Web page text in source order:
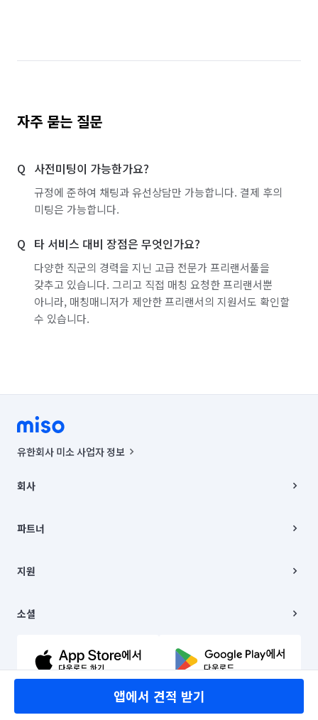
자주 묻는 질문
사전미팅이 가능한가요?
규정에 준하여 채팅과 유선상담만 가능합니다. 결제 후의
미팅은 가능합니다.
타 서비스 대비 장점은 무엇인가요?
다양한 직군의 경력을 지닌 고급 전문가 프리랜서풀을
갖추고 있습니다. 그리고 직접 매칭 요청한 프리랜서뿐
아니라, 매칭매니저가 제안한 프리랜서의 지원서도 확인할
수 있습니다.
앱에서 견적 받기
유한회사 미소 사업자 정보
00019 |
주소 | 본사: 서울특별시 종로구 율곡로 6(중학동, 트윈트리빌딩) B동 5층
컨택센터 : 서울특별시 종로구 수송동 율곡로 24, 7층, 8층 미소
상품, 상품정보, 거래에 관한 의무와 책임은 거래당사자에게 있습니다.
언론 보도 관련 문의:
© 유한회사 미소. Miso, Inc. All Rights Reserved.
회사
채용
파트너
이사
지원
이용약관
문의하기
소셜
유튜브